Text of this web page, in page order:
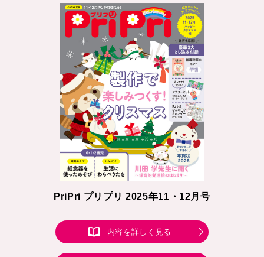
PriPri プリプリ 2025年11・12月号
内容を詳しく見る